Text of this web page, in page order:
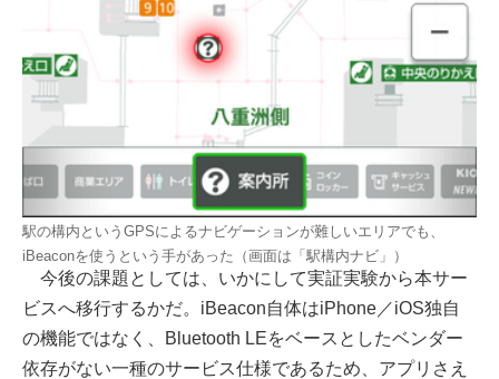
駅の構内というGPSによるナビゲーションが難しいエリアでも、
iBeaconを使うという手があった（画面は「駅構内ナビ」）
今後の課題としては、いかにして実証実験から本サー
ビスへ移行するかだ。iBeacon自体はiPhone／iOS独自
の機能ではなく、Bluetooth LEをベースとしたベンダー
依存がない一種のサービス仕様であるため、アプリさえ